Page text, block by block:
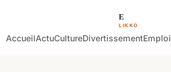
AccueilActuCultureDivertissementEmploi